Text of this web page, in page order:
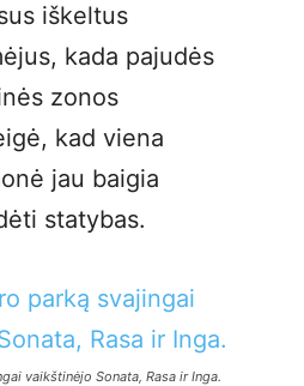
iškeltus
kada pajudės
zonos
kad viena
jau baigia
statybas.
vaikštinėjo Sonata, Rasa ir Inga.